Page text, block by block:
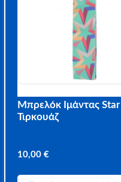
Μπρελόκ Ιμάντας Star
Τιρκουάζ
10,00€